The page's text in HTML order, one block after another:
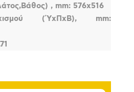
, mm: 576x516
(ΎxΠxΒ), mm: